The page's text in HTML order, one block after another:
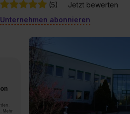
(5)
Jetzt bewerten
Unternehmen abonnieren
Mehr